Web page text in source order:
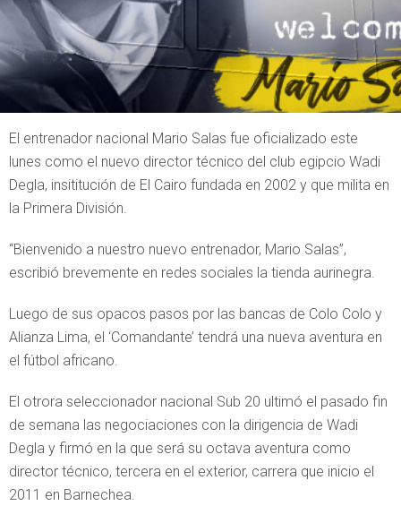
El entrenador nacional Mario Salas fue oficializado este
lunes como el nuevo director técnico del club egipcio Wadi
Degla, insititución de El Cairo fundada en 2002 y que milita en
la Primera División.
“Bienvenido a nuestro nuevo entrenador, Mario Salas”,
escribió brevemente en redes sociales la tienda aurinegra.
Luego de sus opacos pasos por las bancas de Colo Colo y
Alianza Lima, el ‘Comandante’ tendrá una nueva aventura en
el fútbol africano.
El otrora seleccionador nacional Sub 20 ultimó el pasado fin
de semana las negociaciones con la dirigencia de Wadi
Degla y firmó en la que será su octava aventura como
director técnico, tercera en el exterior, carrera que inicio el
2011 en Barnechea.